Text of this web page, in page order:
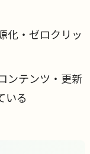
化・ゼロクリッ
ンテンツ・更新
いる